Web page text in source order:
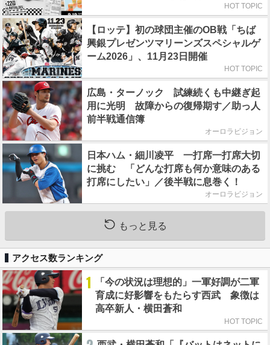
HOT TOPIC
【ロッテ】初の球団主催のOB戦「ちば
興銀プレゼンツマリーンズスペシャルゲ
ーム2026」、11月23日開催
HOT TOPIC
広島・ターノック 試練続くも中継ぎ起
用に光明 故障からの復帰期す／助っ人
前半戦通信簿
オーロラビジョン
日本ハム・細川凌平 一打席一打席大切
に挑む 「どんな打席も何か意味のある
打席にしたい」／後半戦に息巻く！
オーロラビジョン
もっと見る
アクセス数ランキング
1
「今の状況は理想的」一軍好調が二軍
育成に好影響をもたらす西武 象徴は
高卒新人・横田蒼和
HOT TOPIC